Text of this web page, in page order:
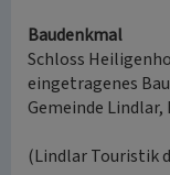
Baudenkmal
Schloss
eingetragenes
Gemeinde
(Lindlar Touristik